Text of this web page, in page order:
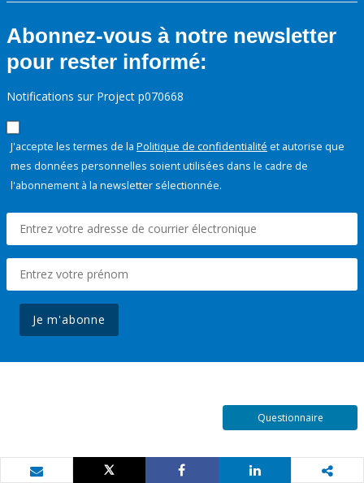
Abonnez-vous à notre newsletter
pour rester informé:
Notifications sur Project p070668
J'accepte les termes de la Politique de confidentialité et autorise que
mes données personnelles soient utilisées dans le cadre de
l'abonnement à la newsletter sélectionnée.
Je m'abonne
Questionnaire